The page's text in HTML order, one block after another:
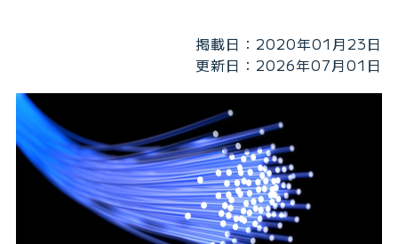
掲載日：2020年01月23日
更新日：2026年07月01日